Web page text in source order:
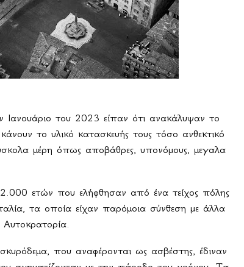
Ιανουάριο του 2023 είπαν ότι ανακάλυψαν το
το υλικό κατασκευής τους τόσο ανθεκτικό
μέρη όπως αποβάθρες, υπονόμους, μεγαλα
ετών που ελήφθησαν από ένα τείχος πόλης
τα οποία είχαν παρόμοια σύνθεση με άλλα
που αναφέρονται ως ασβέστης, έδιναν